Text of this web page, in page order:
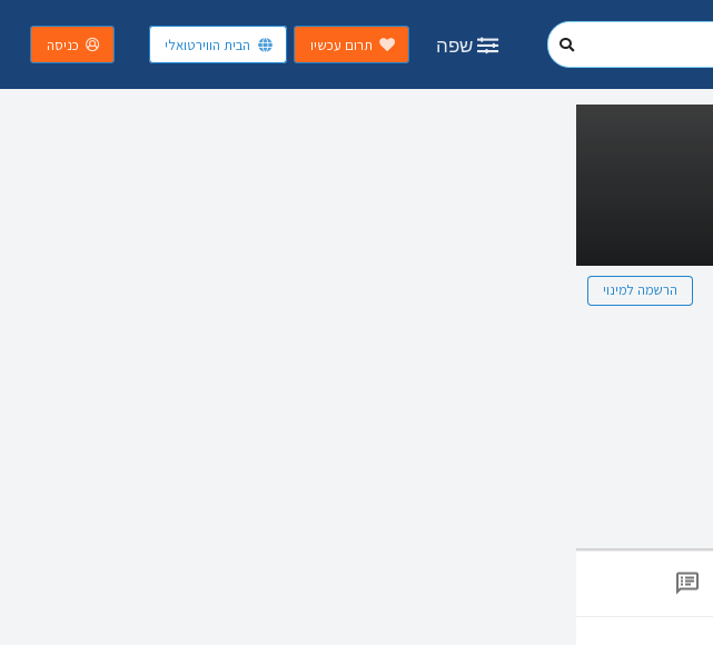
שפה תרום עכשיו הבית הווירטואלי כניסה
הרשמה למינוי